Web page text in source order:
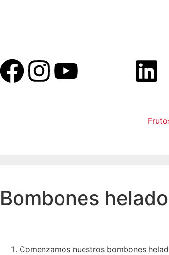
Bombones
Comenzamos nuestros bombones